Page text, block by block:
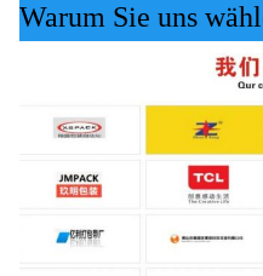
Warum Sie uns